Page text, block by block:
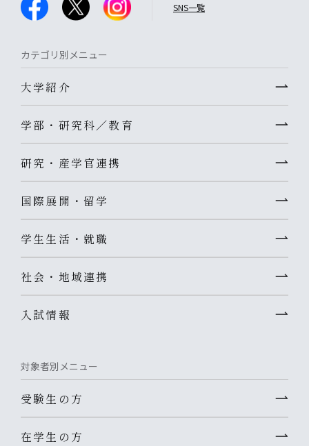
SNS一覧
カテゴリ別メニュー
大学紹介
学部・研究科／教育
研究・産学官連携
国際展開・留学
学生生活・就職
社会・地域連携
入試情報
対象者別メニュー
受験生の方
在学生の方